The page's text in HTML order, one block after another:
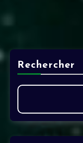
Rechercher